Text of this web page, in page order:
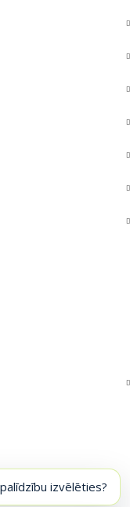
Banka:SEB AS
izvēlēties?